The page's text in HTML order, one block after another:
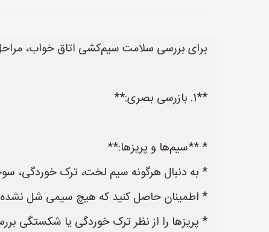
برای بررسی سلامت سیم‌کشی اتاق خواب، مراحل
**1. بازرسی بصری:**
* **سیم‌ها و پریزها:**
* به دنبال هرگونه سیم لخت، ترک خوردگی،
* اطمینان حاصل کنید که هیچ سیمی شل نشده
* پریزها را از نظر ترک خوردگی یا شکستگی